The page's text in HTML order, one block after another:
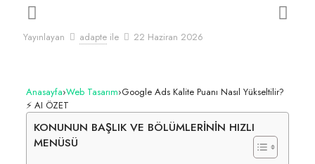
Yayınlayan adapte ile 22 Haziran 2026
Anasayfa›Web Tasarım›Google Ads Kalite Puanı Nasıl Yükseltilir?
⚡ AI ÖZET
KONUNUN BAŞLIK VE BÖLÜMLERİNİN HIZLI
MENÜSÜ